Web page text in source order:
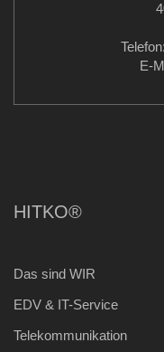
E-
HITKO®
Das sind WIR
EDV & IT-Service
Telekommunikation